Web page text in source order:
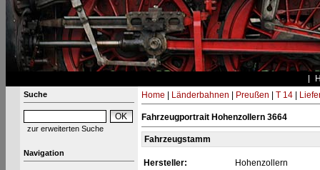
Suche
zur erweiterten Suche
Navigation
Home Länderbahnen Preußen T 14|
Fahrzeugportrait Hohenzollern 3664
Fahrzeugstamm
Hersteller:
Hohenzollern